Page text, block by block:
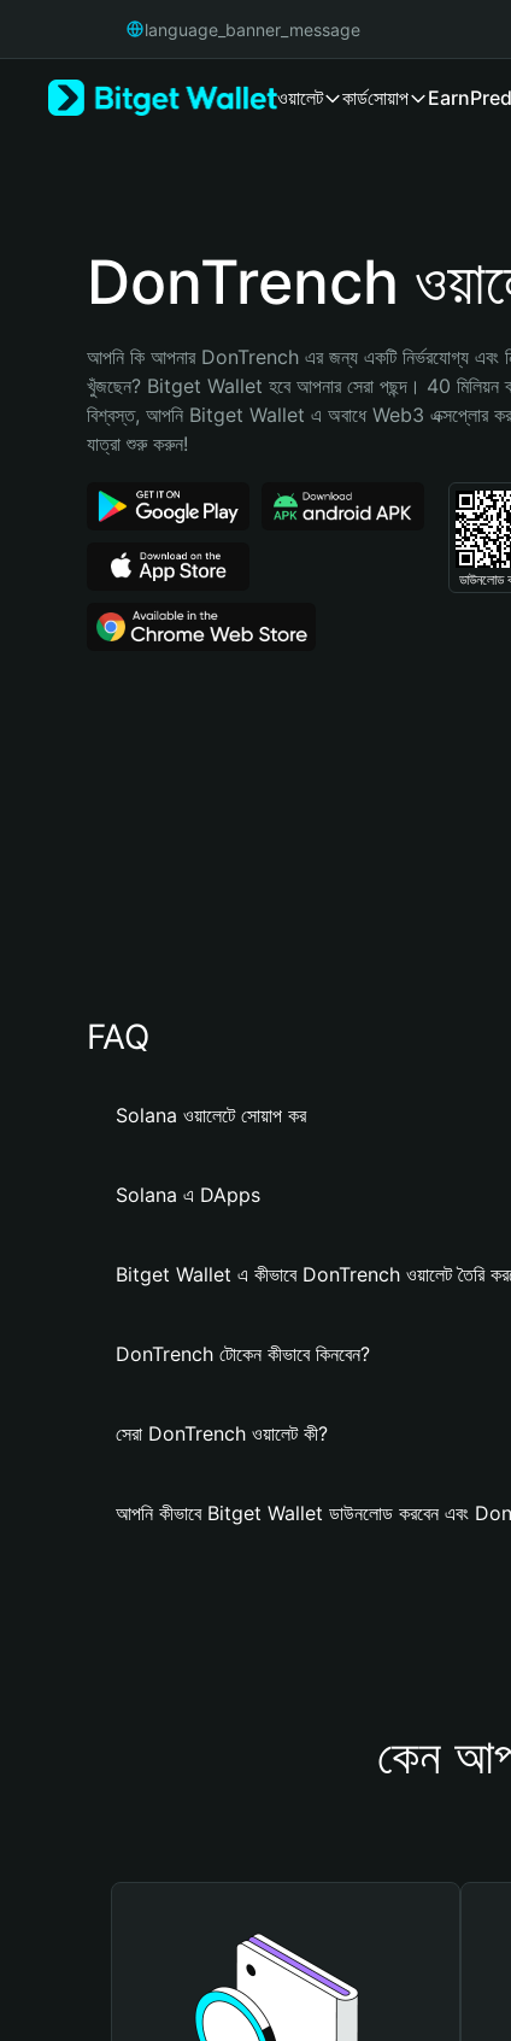
Русский
Bahasa Indonesia
Português (Brasil)
language_banner_message
ওয়ালেট কার্ডসোয়াপ Earn
DonTrench
আপনি কি আপনার DonTrench এর জন্য একটি নির্ভরযোগ্য এবং
খুঁজছেন? Bitget Wallet হবে আপনার সেরা পছন্দ। 40 মিলিয়ন
বিশ্বস্ত, আপনি Bitget Wallet এ অবাধে Web3 এক্সপ্লোর
যাত্রা শুরু করুন!
ডাউনলোড
FAQ
Solana ওয়ালেটে সোয়াপ কর
Solana এ DApps
Bitget Wallet এ কীভাবে DonTrench ওয়ালেট তৈরি
DonTrench টোকেন কীভাবে কিনবেন?
সেরা DonTrench ওয়ালেট কী?
আপনি কীভাবে Bitget Wallet ডাউনলোড করবেন এবং
কেন